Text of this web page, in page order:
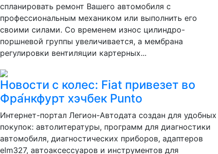
спланировать ремонт Вашего автомобиля с
профессиональным механиком или выполнить его
своими силами. Со временем износ цилиндро-
поршневой группы увеличивается, а мембрана
регулировки вентиляции картерных...
Новости с колес: Fiat привезет во
Фра́нкфурт хэчбек Punto
Интернет-портал Легион-Автодата создан для удобных
покупок: автолитературы, программ для диагностики
автомобиля, диагностических приборов, адаптеров
elm327, автоаксессуаров и инструментов для